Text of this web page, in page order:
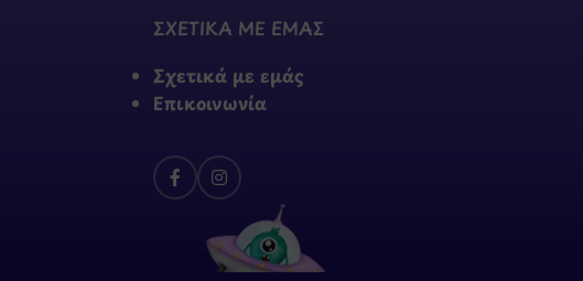
ΣΧΕΤΙΚΑ ΜΕ ΕΜΑΣ
Σχετικά με εμάς
Επικοινωνία